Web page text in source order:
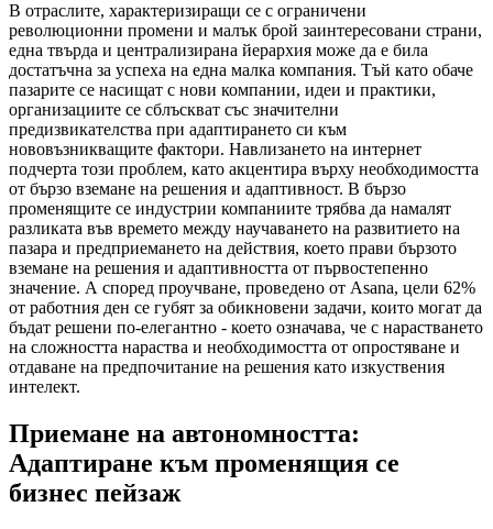
В отраслите, характеризиращи се с ограничени
революционни промени и малък брой заинтересовани страни,
една твърда и централизирана йерархия може да е била
достатъчна за успеха на една малка компания. Тъй като обаче
пазарите се насищат с нови компании, идеи и практики,
организациите се сблъскват със значителни
предизвикателства при адаптирането си към
нововъзникващите фактори. Навлизането на интернет
подчерта този проблем, като акцентира върху необходимостта
от бързо вземане на решения и адаптивност. В бързо
променящите се индустрии компаниите трябва да намалят
разликата във времето между научаването на развитието на
пазара и предприемането на действия, което прави бързото
вземане на решения и адаптивността от първостепенно
значение. А според проучване, проведено от Asana, цели 62%
от работния ден се губят за обикновени задачи, които могат да
бъдат решени по-елегантно - което означава, че с нарастването
на сложността нараства и необходимостта от опростяване и
отдаване на предпочитание на решения като изкуствения
интелект.
Приемане на автономността:
Адаптиране към променящия се
бизнес пейзаж